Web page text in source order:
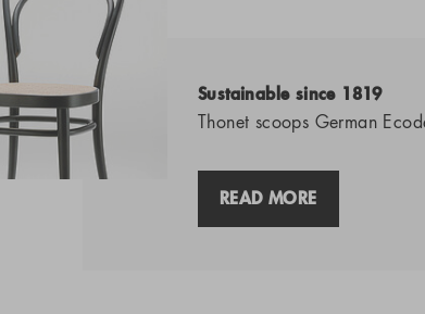
Sustainable since 1819
Thonet scoops German
READ MORE